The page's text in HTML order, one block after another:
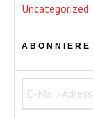
Uncategorized
ABONNIERE